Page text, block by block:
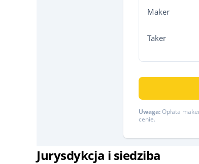
Maker
Taker
Uwaga: Opłata
cenie.
Jurysdykcja i siedziba